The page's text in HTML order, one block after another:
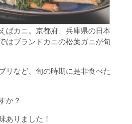
ばカニ。京都府、兵庫県の日本
はブランドカニの松葉ガニが旬
リなど、旬の時期に是非食べた
か？
ありました！